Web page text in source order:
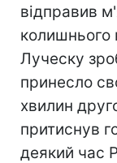
відправив
колишнього
Луческу
принесло
хвилин
притиснув
деякий час